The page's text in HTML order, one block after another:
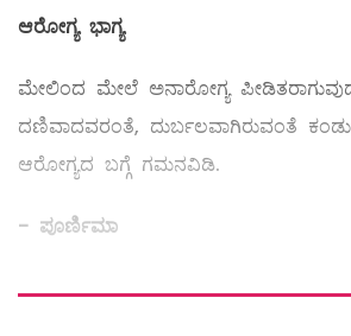
ಆರೋಗ್ಯ ಭಾಗ್ಯ
ಮೇಲಿಂದ ಮೇಲೆ ಅನಾರೋಗ್ಯ
ದಣಿವಾದವರಂತೆ, ದುರ್ಬಲವಾಗಿರುವಂತೆ
ಆರೋಗ್ಯದ ಬಗ್ಗೆ ಗಮನವಿಡಿ.
- ಪೂರ್ಣಿಮಾ